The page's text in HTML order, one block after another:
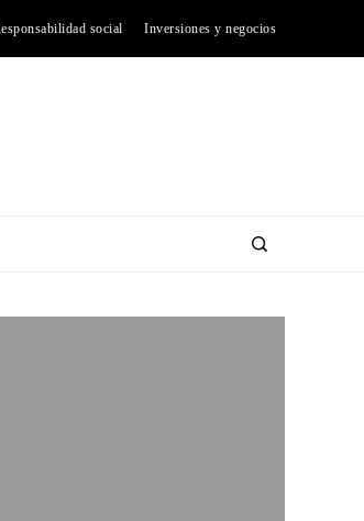
social Inversiones y negocios